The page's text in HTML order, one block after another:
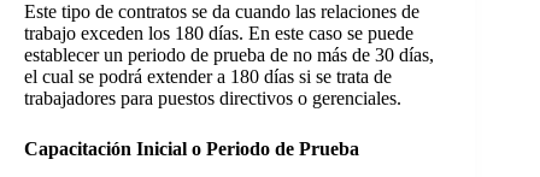
Este tipo de contratos se da cuando las relaciones de
trabajo exceden los 180 días. En este caso se puede
establecer un periodo de prueba de no más de 30 días,
el cual se podrá extender a 180 días si se trata de
trabajadores para puestos directivos o gerenciales.
Capacitación Inicial o Periodo de Prueba